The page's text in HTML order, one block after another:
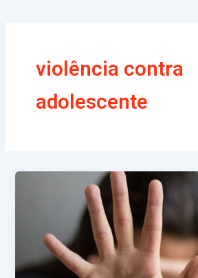
violência contra
adolescente